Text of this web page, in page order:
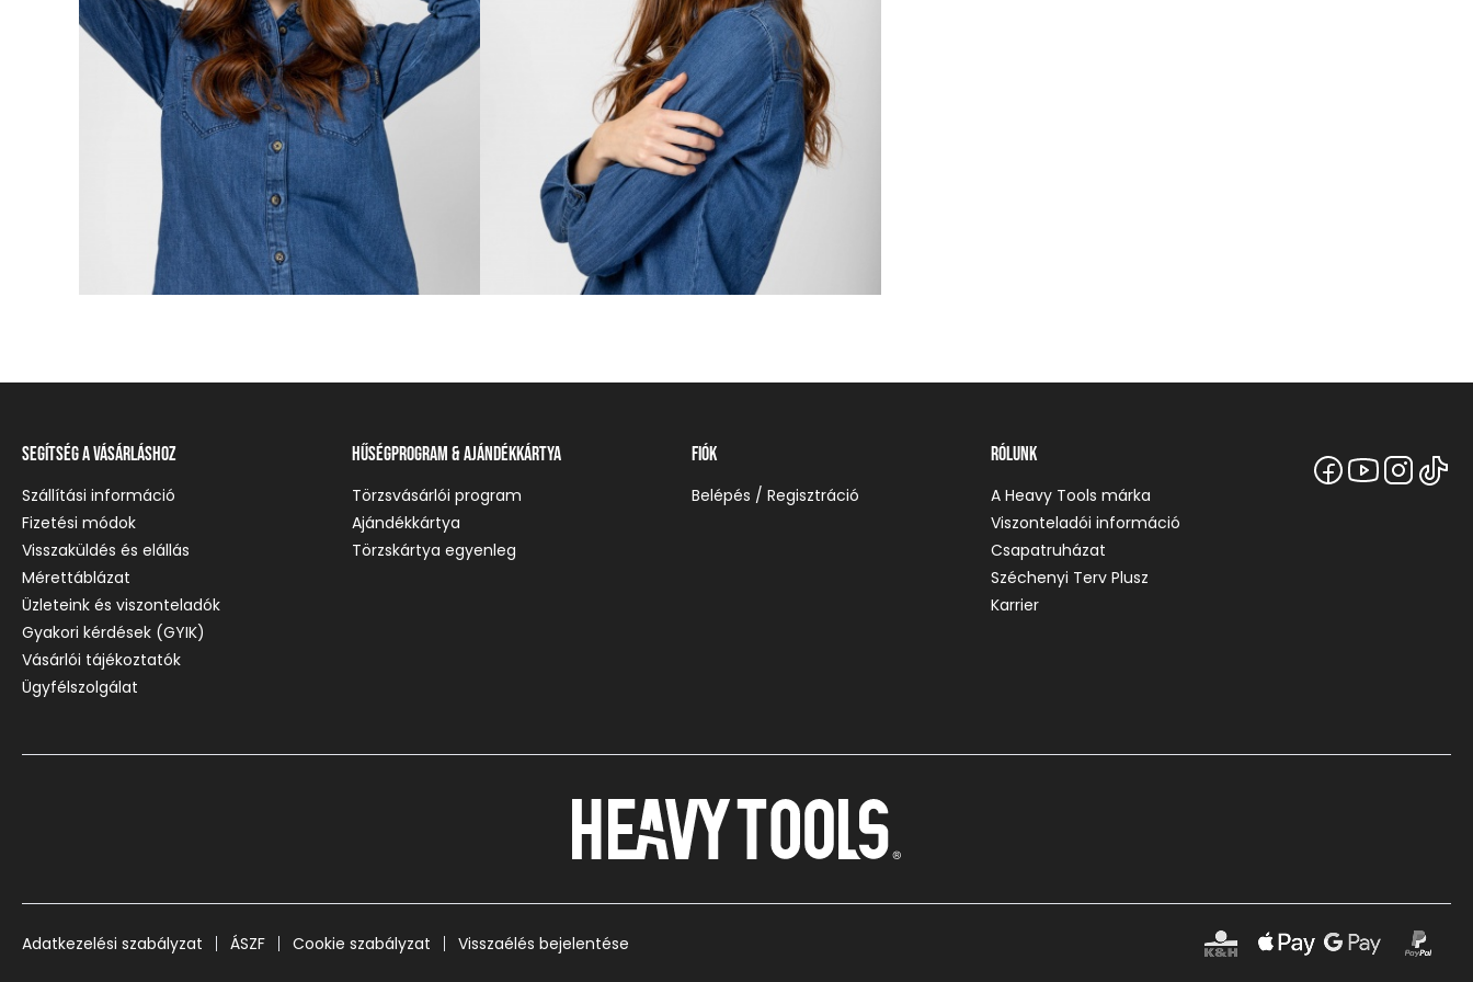
Segítség a vásárláshoz
Szállítási információ
Fizetési módok
Visszaküldés és elállás
Mérettáblázat
Üzleteink és viszonteladók
Gyakori kérdések (GYIK)
Vásárlói tájékoztatók
Ügyfélszolgálat
Hűségprogram & Ajándékkártya
Törzsvásárlói program
Ajándékkártya
Törzskártya egyenleg
Fiók
Belépés / Regisztráció
Rólunk
A Heavy Tools márka
Viszonteladói információ
Csapatruházat
Széchenyi Terv Plusz
Karrier
Adatkezelési szabályzat ÁSZF Cookie szabályzat Visszaélés bejelentése